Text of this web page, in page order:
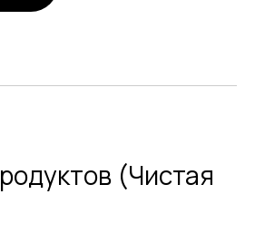
(Чистая